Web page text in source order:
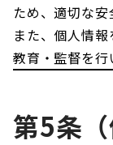
ため、適切な安
また、個人情
教育・監督を行
第5条